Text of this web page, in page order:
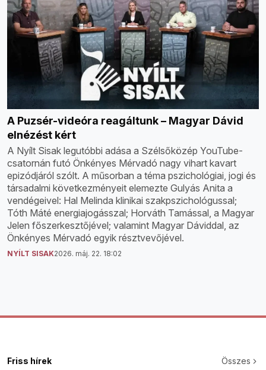
A Puzsér-videóra reagáltunk – Magyar Dávid
elnézést kért
A Nyílt Sisak legutóbbi adása a Szélsőközép YouTube-
csatornán futó Önkényes Mérvadó nagy vihart kavart
epizódjáról szólt. A műsorban a téma pszichológiai, jogi és
társadalmi következményeit elemezte Gulyás Anita a
vendégeivel: Hal Melinda klinikai szakpszichológussal;
Tóth Máté energiajogásszal; Horváth Tamással, a Magyar
Jelen főszerkesztőjével; valamint Magyar Dáviddal, az
Önkényes Mérvadó egyik résztvevőjével.
NYÍLT SISAK2026. máj. 22. 18:02
Friss hírek Összes